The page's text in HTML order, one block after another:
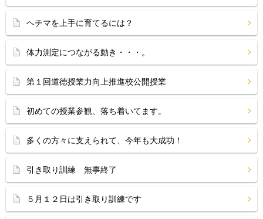
ヘチマを上手に育てるには？
体力測定につながる動き・・・。
第１回道徳授業力向上推進校公開授業
初めての授業参観、落ち着いてます。
多くの方々に支えられて、今年も大成功！
引き取り訓練 無事終了
５月１２日は引き取り訓練です